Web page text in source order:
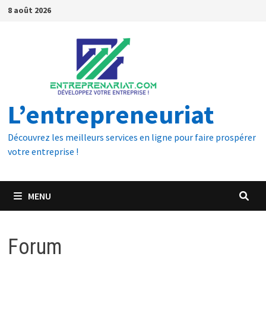
8 août 2026
L’entrepreneuriat
Découvrez les meilleurs services en ligne pour faire prospérer
votre entreprise !
MENU
Forum